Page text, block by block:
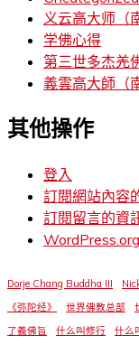
义云高大师（
学佛心得
第三世多杰羌
義雲高大師（
其他操作
登入
訂閱網站內容
訂閱留言的資
Dorje Chang Buddha III
《弥陀经》
世界佛教总部
了義佛旨 什么叫修行 什么